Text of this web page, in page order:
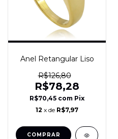
Anel Retangular Liso
R$126,80
R$78,28
R$70,45 com Pix
12 x de R$7,97
COMPRAR